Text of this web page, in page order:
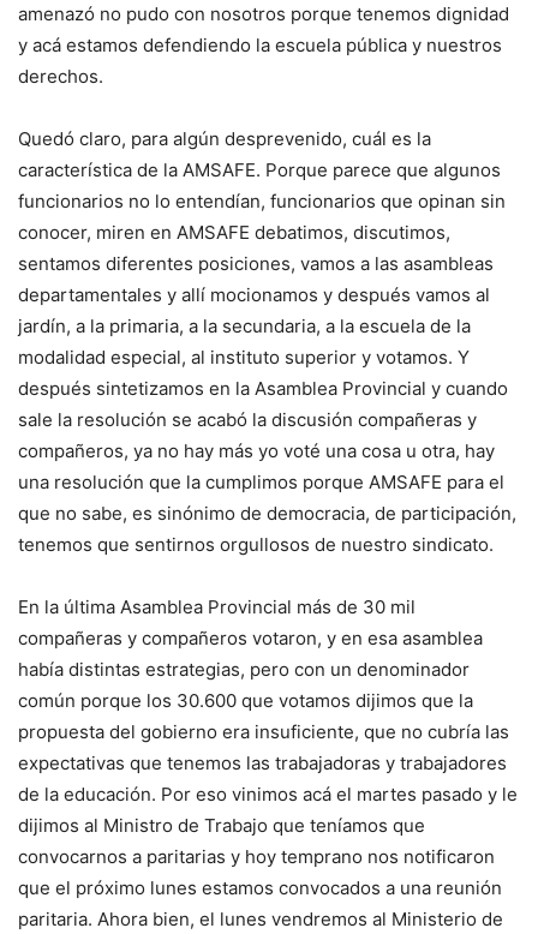
amenazó no pudo con nosotros porque tenemos dignidad
y acá estamos defendiendo la escuela pública y nuestros
derechos.
Quedó claro, para algún desprevenido, cuál es la
característica de la AMSAFE. Porque parece que algunos
funcionarios no lo entendían, funcionarios que opinan sin
conocer, miren en AMSAFE debatimos, discutimos,
sentamos diferentes posiciones, vamos a las asambleas
departamentales y allí mocionamos y después vamos al
jardín, a la primaria, a la secundaria, a la escuela de la
modalidad especial, al instituto superior y votamos. Y
después sintetizamos en la Asamblea Provincial y cuando
sale la resolución se acabó la discusión compañeras y
compañeros, ya no hay más yo voté una cosa u otra, hay
una resolución que la cumplimos porque AMSAFE para el
que no sabe, es sinónimo de democracia, de participación,
tenemos que sentirnos orgullosos de nuestro sindicato.
En la última Asamblea Provincial más de 30 mil
compañeras y compañeros votaron, y en esa asamblea
había distintas estrategias, pero con un denominador
común porque los 30.600 que votamos dijimos que la
propuesta del gobierno era insuficiente, que no cubría las
expectativas que tenemos las trabajadoras y trabajadores
de la educación. Por eso vinimos acá el martes pasado y le
dijimos al Ministro de Trabajo que teníamos que
convocarnos a paritarias y hoy temprano nos notificaron
que el próximo lunes estamos convocados a una reunión
paritaria. Ahora bien, el lunes vendremos al Ministerio de